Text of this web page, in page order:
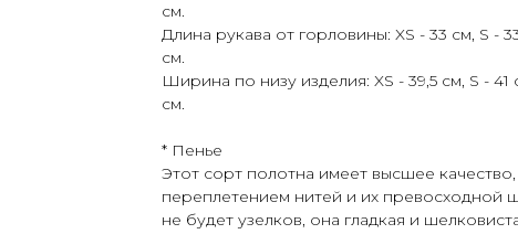
см.
Длина рукава от горловины: XS - 33 см, S -
см.
Ширина по низу изделия: XS - 39,5 см, S -
см.
* Пенье
Этот сорт полотна имеет высшее
переплетением нитей и их превосходной
не будет узелков, она гладкая и